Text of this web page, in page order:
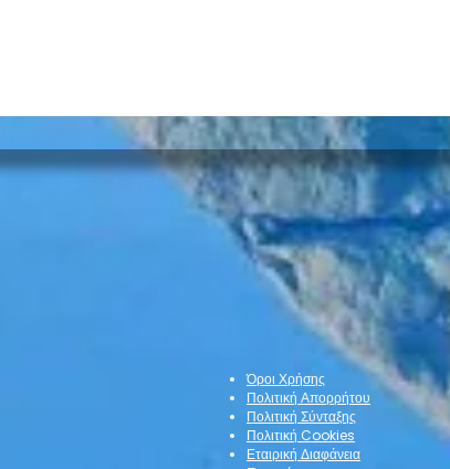
Εστία Νέας Σμύρνης:
Εκδήλωση μνήμης του
Όροι Χρήσης
Πολιτική Απορρήτου
Πολιτική Σύνταξης
Πολιτική Cookies
Εταιρική Διαφάνεια